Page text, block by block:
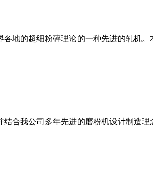
地的超细粉碎理论的一种先进的轧机
合我公司多年先进的磨粉机设计制造